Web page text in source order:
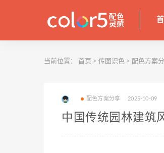
当前位置： 首页 > 传图识色 > 配色方案
配色方案分享 2025-10-09
中国传统园林建筑